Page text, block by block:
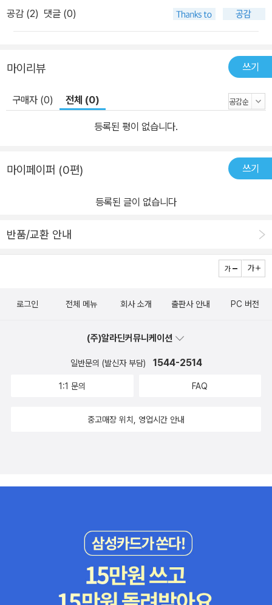
공감 (2) 댓글 (0)
마이리뷰 쓰기
구매자 (0) 전체 (0)
등록된 평이 없습니다.
마이페이퍼 (0편) 쓰기
등록된 글이 없습니다
반품/교환 안내
로그인 전체 메뉴 회사 소개 출판사 안내 PC 버전
(주)알라딘커뮤니케이션
일반문의 (발신자 부담) 1544-2514
1:1 문의 FAQ
중고매장 위치, 영업시간 안내